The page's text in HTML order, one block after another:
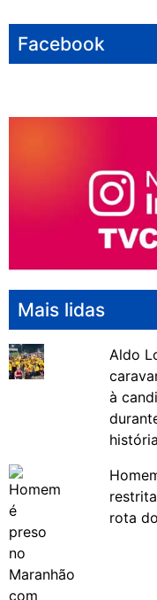
Facebook
Mais lidas
Aldo
à
rota